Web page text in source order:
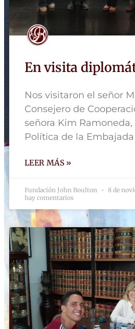
En visita
Nos visitaron el señor
Consejero de
señora Kim Ramoneda,
Política de la
LEER MÁS »
Fundación John Boulton 8 de
hay comentarios